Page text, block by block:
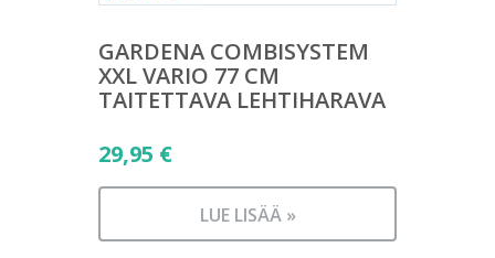
GARDENA COMBISYSTEM
XXL VARIO 77 CM
TAITETTAVA LEHTIHARAVA
29,95 €
LUE LISÄÄ »